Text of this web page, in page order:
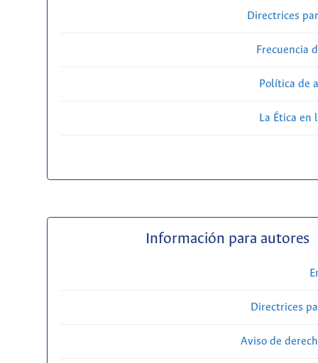
Directrices
Frecuencia
Política de
La Ética en
Información para autores
Directrices
Aviso de